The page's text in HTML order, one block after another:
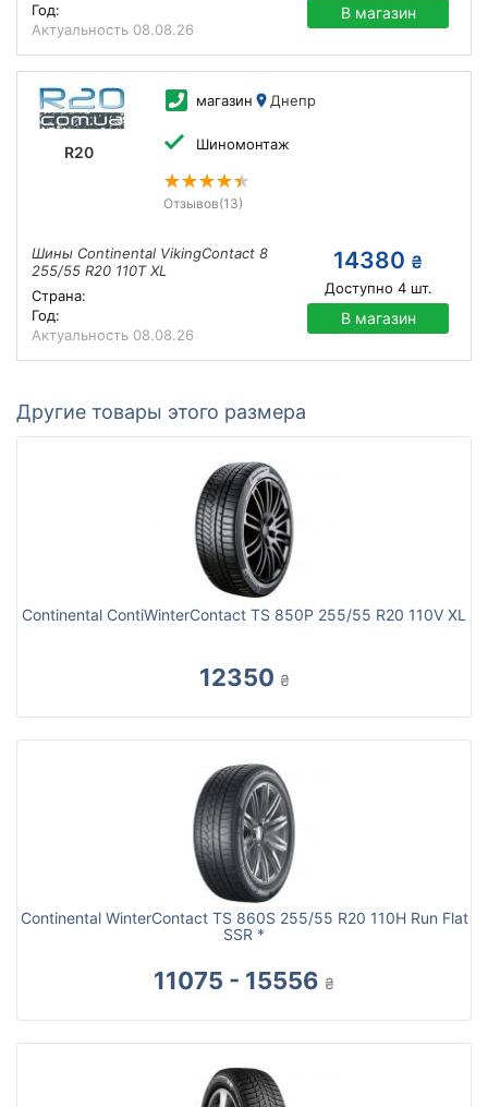
Год:
Актуальность 08.08.26
В магазин
R20
магазин Днепр
Шиномонтаж
Отзывов(13)
Шины Continental VikingContact 8
255/55 R20 110T XL
Страна:
Год:
Актуальность 08.08.26
14380 ₴
Доступно 4шт.
В магазин
Другие товары этого размера
Continental ContiWinterContact TS 850P 255/55 R20 110V XL
12350 ₴
Continental WinterContact TS 860S 255/55 R20 110H Run Flat
SSR *
11075 - 15556 ₴